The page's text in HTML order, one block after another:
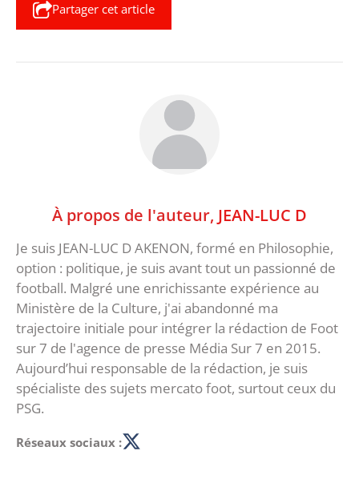
Partager cet article
À propos de l'auteur, JEAN-LUC D
Je suis JEAN-LUC D AKENON, formé en Philosophie,
option : politique, je suis avant tout un passionné de
football. Malgré une enrichissante expérience au
Ministère de la Culture, j'ai abandonné ma
trajectoire initiale pour intégrer la rédaction de Foot
sur 7 de l'agence de presse Média Sur 7 en 2015.
Aujourd’hui responsable de la rédaction, je suis
spécialiste des sujets mercato foot, surtout ceux du
PSG.
Réseaux sociaux :